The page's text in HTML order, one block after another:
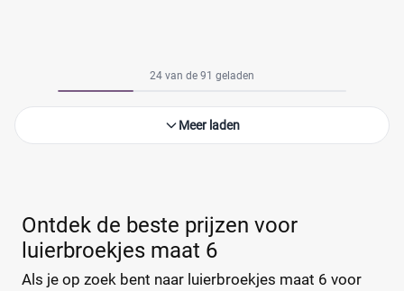
24 van de 91 geladen
Meer laden
Ontdek de beste prijzen voor
luierbroekjes maat 6
Als je op zoek bent naar luierbroekjes maat 6 voor